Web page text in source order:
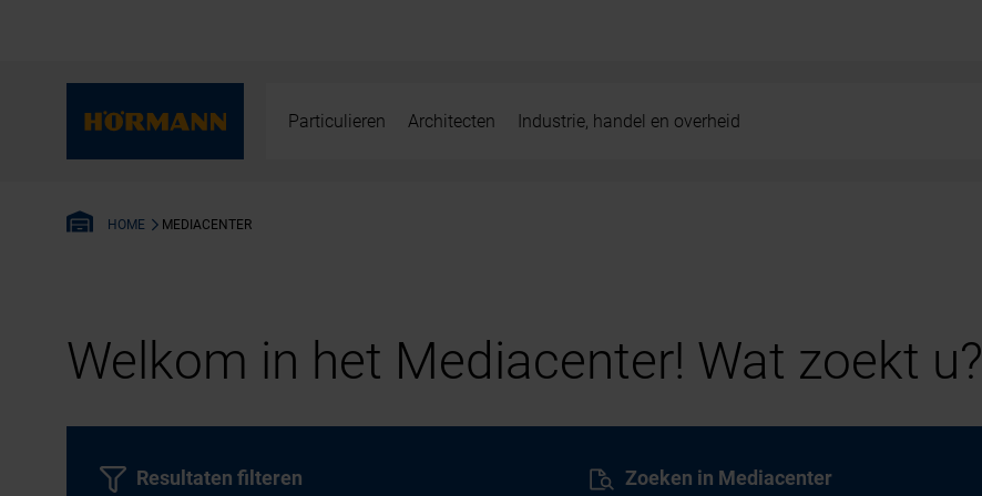
Particulieren Architecten Industrie, handel en overheid
HOME MEDIACENTER
Welkom in het Mediacenter! Wat zoekt u?
Zoeken in Mediacenter
Resultaten filteren